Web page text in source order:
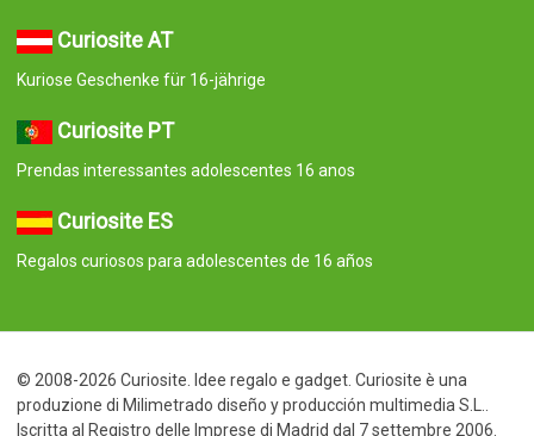
Curiosite AT
Kuriose Geschenke für 16-jährige
Curiosite PT
Prendas interessantes adolescentes 16 anos
Curiosite ES
Regalos curiosos para adolescentes de 16 años
© 2008-2026 Curiosite. Idee regalo e gadget. Curiosite è una
produzione di Milimetrado diseño y producción multimedia S.L..
Iscritta al Registro delle Imprese di Madrid dal 7 settembre 2006.